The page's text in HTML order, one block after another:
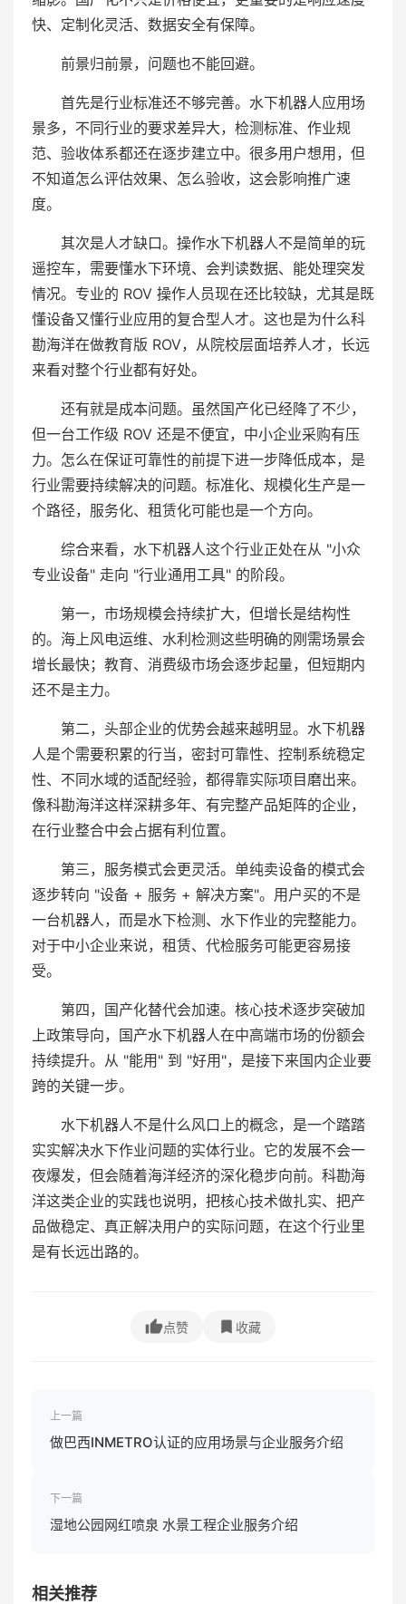
快、定制化灵活、数据安全有保障。
前景归前景，问题也不能回避。
首先是行业标准还不够完善。水下机器人应用场
景多，不同行业的要求差异大，检测标准、作业规
范、验收体系都还在逐步建立中。很多用户想用，但
不知道怎么评估效果、怎么验收，这会影响推广速
度。
其次是人才缺口。操作水下机器人不是简单的玩
遥控车，需要懂水下环境、会判读数据、能处理突发
情况。专业的 ROV 操作人员现在还比较缺，尤其是既
懂设备又懂行业应用的复合型人才。这也是为什么科
勘海洋在做教育版 ROV，从院校层面培养人才，长远
来看对整个行业都有好处。
还有就是成本问题。虽然国产化已经降了不少，
但一台工作级 ROV 还是不便宜，中小企业采购有压
力。怎么在保证可靠性的前提下进一步降低成本，是
行业需要持续解决的问题。标准化、规模化生产是一
个路径，服务化、租赁化可能也是一个方向。
综合来看，水下机器人这个行业正处在从 "小众
专业设备" 走向 "行业通用工具" 的阶段。
第一，市场规模会持续扩大，但增长是结构性
的。海上风电运维、水利检测这些明确的刚需场景会
增长最快；教育、消费级市场会逐步起量，但短期内
还不是主力。
第二，头部企业的优势会越来越明显。水下机器
人是个需要积累的行当，密封可靠性、控制系统稳定
性、不同水域的适配经验，都得靠实际项目磨出来。
像科勘海洋这样深耕多年、有完整产品矩阵的企业，
在行业整合中会占据有利位置。
第三，服务模式会更灵活。单纯卖设备的模式会
逐步转向 "设备 + 服务 + 解决方案"。用户买的不是
一台机器人，而是水下检测、水下作业的完整能力。
对于中小企业来说，租赁、代检服务可能更容易接
受。
第四，国产化替代会加速。核心技术逐步突破加
上政策导向，国产水下机器人在中高端市场的份额会
持续提升。从 "能用" 到 "好用"，是接下来国内企业要
跨的关键一步。
水下机器人不是什么风口上的概念，是一个踏踏
实实解决水下作业问题的实体行业。它的发展不会一
夜爆发，但会随着海洋经济的深化稳步向前。科勘海
洋这类企业的实践也说明，把核心技术做扎实、把产
品做稳定、真正解决用户的实际问题，在这个行业里
是有长远出路的。
点赞 收藏
上一篇
做巴西INMETRO认证的应用场景与企业服务介绍
下一篇
湿地公园网红喷泉 水景工程企业服务介绍
相关推荐